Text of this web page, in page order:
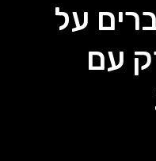
על
עם